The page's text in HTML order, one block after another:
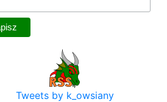
Tweets by k_owsiany